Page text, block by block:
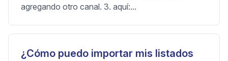
agregando otro canal. 3. aquí:...
¿Cómo puedo importar mis listados